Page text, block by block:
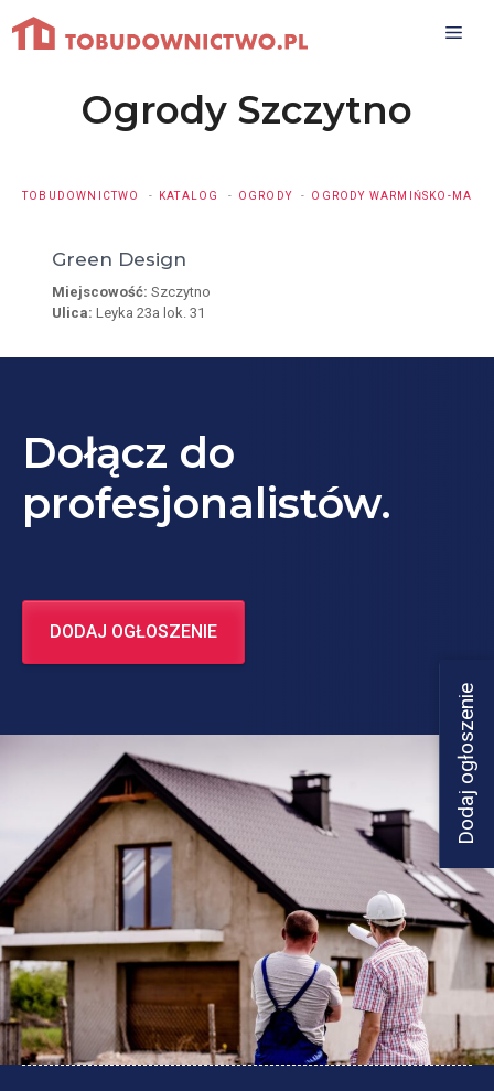
Przejdź
do
Ogrody Szczytno
TOBUDOWNICTWO KATALOG OGRODY OGRODY WARMIŃSKO-
Green Design
Miejscowość: Szczytno
Ulica: Leyka 23a lok. 31
Dodaj ogłoszenie
Dołącz do
profesjonalistów.
DODAJ OGŁOSZENIE